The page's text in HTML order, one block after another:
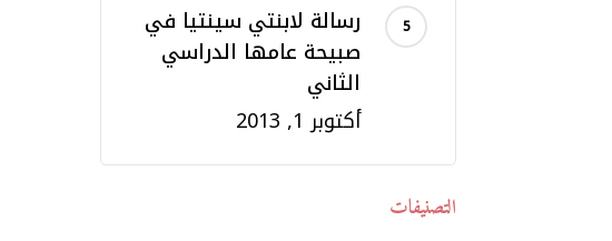
رسالة لابنتي سينتيا في
صبيحة عامها الدراسي
الثاني
أكتوبر 1, 2013
التصنيفات